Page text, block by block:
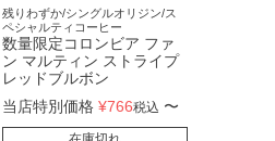
残りわずか/シングルオリジン/ス
ペシャルティコーヒー
数量限定コロンビア ファ
ン マルティン ストライプ
レッドブルボン
当店特別価格 ¥766税込 〜